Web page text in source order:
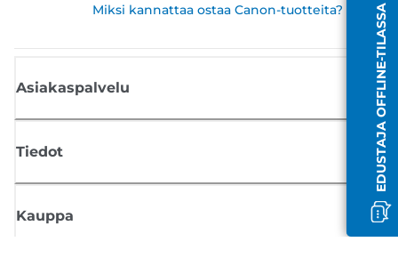
EDUSTAJA OFFLINE-TILASSA
Miksi kannattaa ostaa Canon-tuotteita?
Asiakaspalvelu
Tiedot
Kauppa